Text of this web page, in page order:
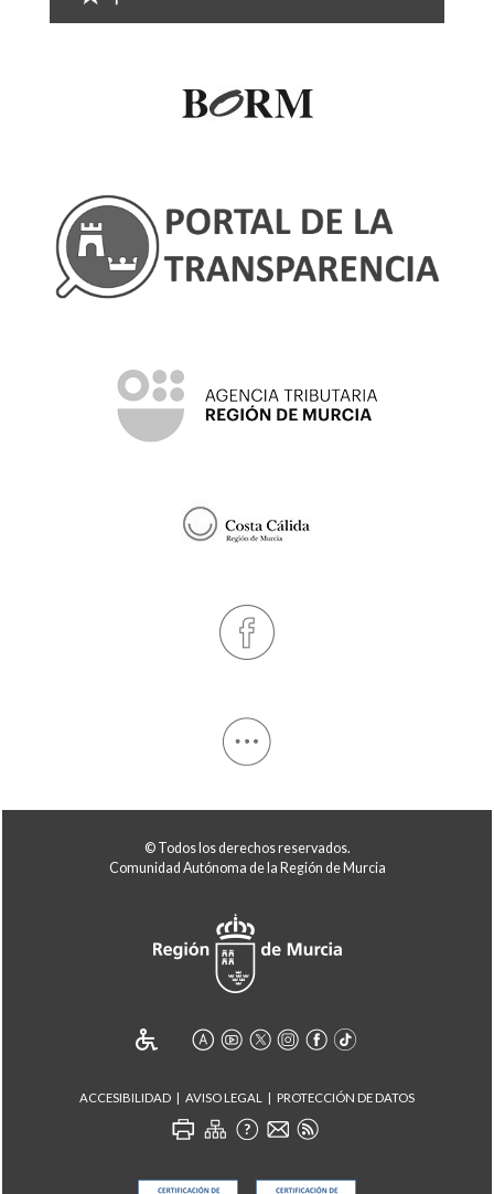
© Todos los derechos reservados.
Comunidad Autónoma de la Región de Murcia
ACCESIBILIDAD AVISO LEGAL PROTECCIÓN DE DATOS